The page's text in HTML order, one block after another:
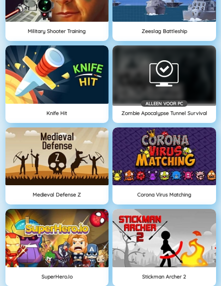
Military Shooter Training Zeeslag Battleship
Knife Hit
ALLEEN VOOR PC
Zombie Apocalypse Tunnel Survival
Medieval Defense Z Corona Virus Matching
SuperHero.io Stickman Archer 2